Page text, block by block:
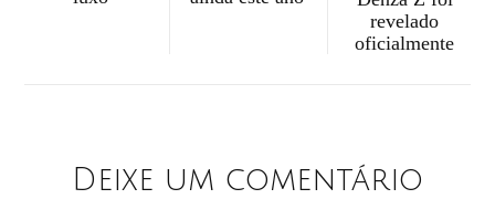
revelado
oficialmente
Deixe um comentário